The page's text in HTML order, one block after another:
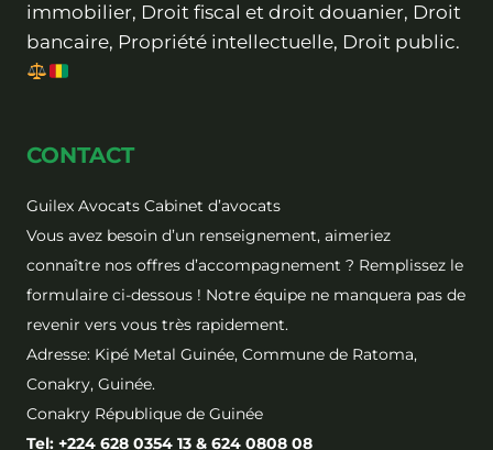
immobilier, Droit fiscal et droit douanier, Droit
bancaire, Propriété intellectuelle, Droit public.
CONTACT
Guilex Avocats Cabinet d’avocats
Vous avez besoin d’un renseignement, aimeriez
connaître nos offres d’accompagnement ? Remplissez le
formulaire ci-dessous ! Notre équipe ne manquera pas de
revenir vers vous très rapidement.
Adresse: Kipé Metal Guinée, Commune de Ratoma,
Conakry, Guinée.
Conakry République de Guinée
Tel: +224 628 0354 13 & 624 0808 08